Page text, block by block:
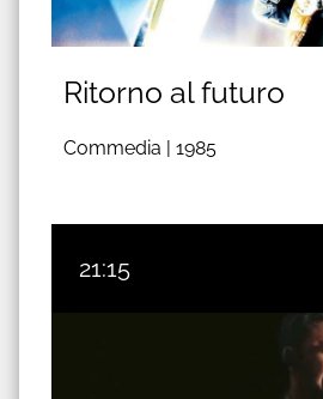
Ritorno al futuro
Commedia | 1985
21:15